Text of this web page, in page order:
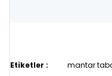
Etiketler : mantar